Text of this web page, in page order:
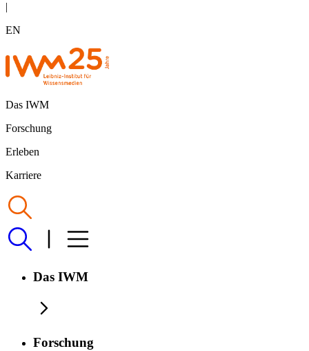
|
EN
Das IWM
Forschung
Erleben
Karriere
Das IWM
Forschung